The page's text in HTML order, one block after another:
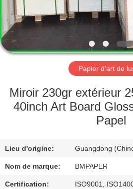
AU
SUJET
DE
NOUS
VISITE
D'USINE
DE
QUALITÉ
Papier d'art de
Miroir 230gr extérieur
40inch Art Board
Papel
Lieu d'origine: Guangdong
Nom de marque: BMPAPER
Certification: ISO9001,